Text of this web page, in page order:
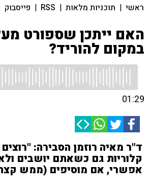
ראשי | תוכניות מלאות |
RSS
| פייסבוק
האם ייתכן שספורט
במקום להוריד?
01:29
ד"ר מאיה רוזמן הסבירה:
קלוריות גם כשאתם יושבים
אפשרי, אם מוסיפים (ממש